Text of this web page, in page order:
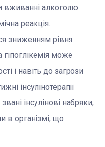
вживанні алкоголю
реакція.
зниженням рівня
може
і навіть до загрози
інсулінотерапії
інсулінові набряки,
в організмі, що